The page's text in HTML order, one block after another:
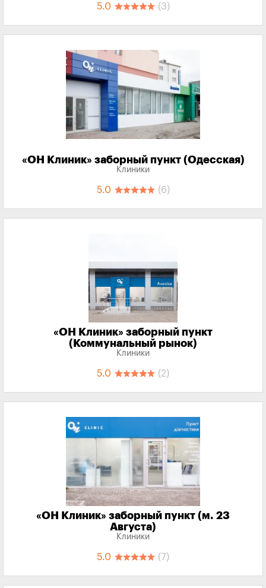
5.0 (3)
«‎ОН Клиник» заборный пункт (Одесская)
Клиники
5.0 (6)
«‎ОН Клиник» заборный пункт
(Коммунальный рынок)
Клиники
5.0 (2)
«‎ОН Клиник» заборный пункт (м. 23
Августа)
Клиники
5.0 (7)